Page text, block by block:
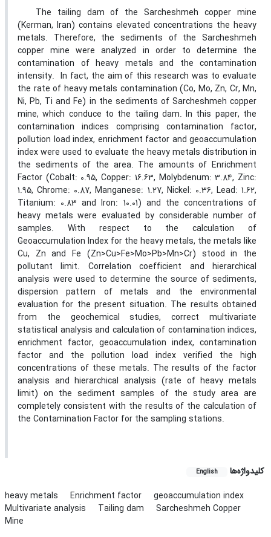
The tailing dam of the Sarcheshmeh copper mine
(Kerman, Iran) contains elevated concentrations the heavy
metals. Therefore, the sediments of the Sarcheshmeh
copper mine were analyzed in order to determine the
contamination of heavy metals and the contamination
intensity. In fact, the aim of this research was to evaluate
the rate of heavy metals contamination (Co, Mo, Zn, Cr, Mn,
Ni, Pb, Ti and Fe) in the sediments of Sarcheshmeh copper
mine, which conduce to the tailing dam. In this paper, the
contamination indices comprising contamination factor,
pollution load index, enrichment factor and geoaccumulation
index were used to evaluate the heavy metals distribution in
the sediments of the area. The amounts of Enrichment
Factor (Cobalt: 0.95, Copper: 16.63, Molybdenum: 3.84, Zinc:
1.95, Chrome: 0.87, Manganese: 1.27, Nickel: 0.36, Lead: 1.62,
Titanium: 0.83 and Iron: 10.01) and the concentrations of
heavy metals were evaluated by considerable number of
samples. With respect to the calculation of
Geoaccumulation Index for the heavy metals, the metals like
Cu, Zn and Fe (Zn>Cu>Fe>Mo>Pb>Mn>Cr) stood in the
pollutant limit. Correlation coefficient and hierarchical
analysis were used to determine the source of sediments,
dispersion pattern of metals and the environmental
evaluation for the present situation. The results obtained
from the geochemical studies, correct multivariate
statistical analysis and calculation of contamination indices,
enrichment factor, geoaccumulation index, contamination
factor and the pollution load index verified the high
concentrations of these metals. The results of the factor
analysis and hierarchical analysis (rate of heavy metals
limit) on the sediment samples of the study area are
completely consistent with the results of the calculation of
the Contamination Factor for the sampling stations.
کلیدواژه‌ها English
heavy metals Enrichment factor
geoaccumulation index
Multivariate analysis
Tailing dam
Sarcheshmeh Copper
Mine